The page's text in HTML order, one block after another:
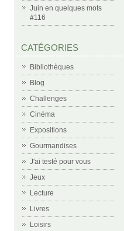
Juin en quelques mots
#116
CATÉGORIES
Bibliothèques
Blog
Challenges
Cinéma
Expositions
Gourmandises
J'ai testé pour vous
Jeux
Lecture
Livres
Loisirs